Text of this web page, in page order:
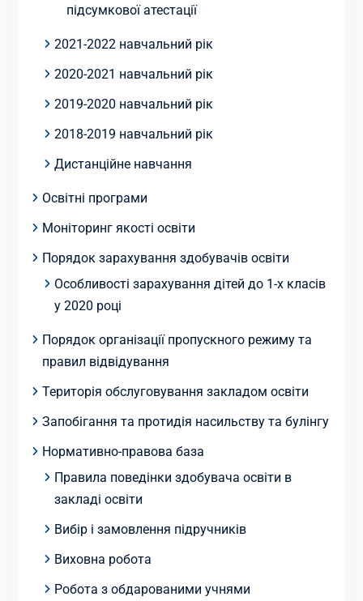
підсумкової атестації
2021-2022 навчальний рік
2020-2021 навчальний рік
2019-2020 навчальний рік
2018-2019 навчальний рік
Дистанційне навчання
Освітні програми
Моніторинг якості освіти
Порядок зарахування здобувачів освіти
Особливості зарахування дітей до 1-х класів
у 2020 році
Порядок організації пропускного режиму та
правил відвідування
Територія обслуговування закладом освіти
Запобігання та протидія насильству та булінгу
Нормативно-правова база
Правила поведінки здобувача освіти в
закладі освіти
Вибір і замовлення підручників
Виховна робота
Робота з обдарованими учнями